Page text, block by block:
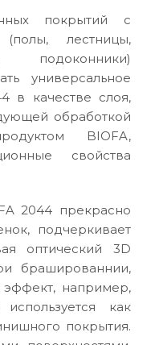
покрытий с
(полы, лестницы,
подоконники)
универсальное
в качестве слоя,
обработкой
BIOFA,
свойства
2044 прекрасно
подчеркивает
оптический 3D
брашированнии,
например,
как
покрытия.